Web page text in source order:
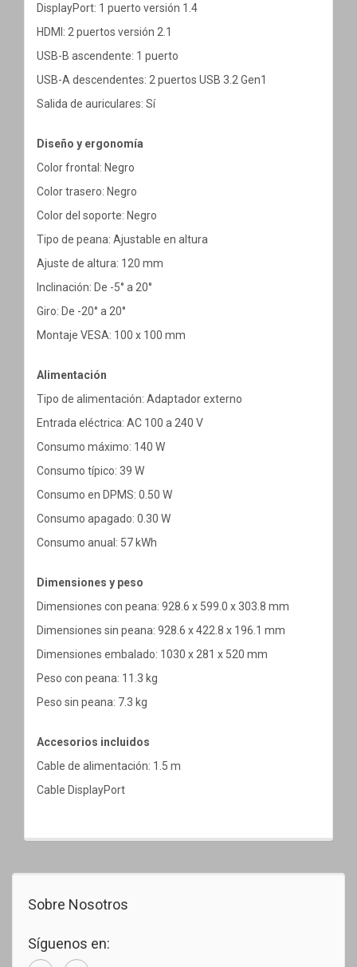
DisplayPort: 1 puerto versión 1.4
HDMI: 2 puertos versión 2.1
USB-B ascendente: 1 puerto
USB-A descendentes: 2 puertos USB 3.2 Gen1
Salida de auriculares: Sí
Diseño y ergonomía
Color frontal: Negro
Color trasero: Negro
Color del soporte: Negro
Tipo de peana: Ajustable en altura
Ajuste de altura: 120 mm
Inclinación: De -5° a 20°
Giro: De -20° a 20°
Montaje VESA: 100 x 100 mm
Alimentación
Tipo de alimentación: Adaptador externo
Entrada eléctrica: AC 100 a 240 V
Consumo máximo: 140 W
Consumo típico: 39 W
Consumo en DPMS: 0.50 W
Consumo apagado: 0.30 W
Consumo anual: 57 kWh
Dimensiones y peso
Dimensiones con peana: 928.6 x 599.0 x 303.8 mm
Dimensiones sin peana: 928.6 x 422.8 x 196.1 mm
Dimensiones embalado: 1030 x 281 x 520 mm
Peso con peana: 11.3 kg
Peso sin peana: 7.3 kg
Accesorios incluidos
Cable de alimentación: 1.5 m
Cable DisplayPort
Sobre Nosotros
Síguenos en: